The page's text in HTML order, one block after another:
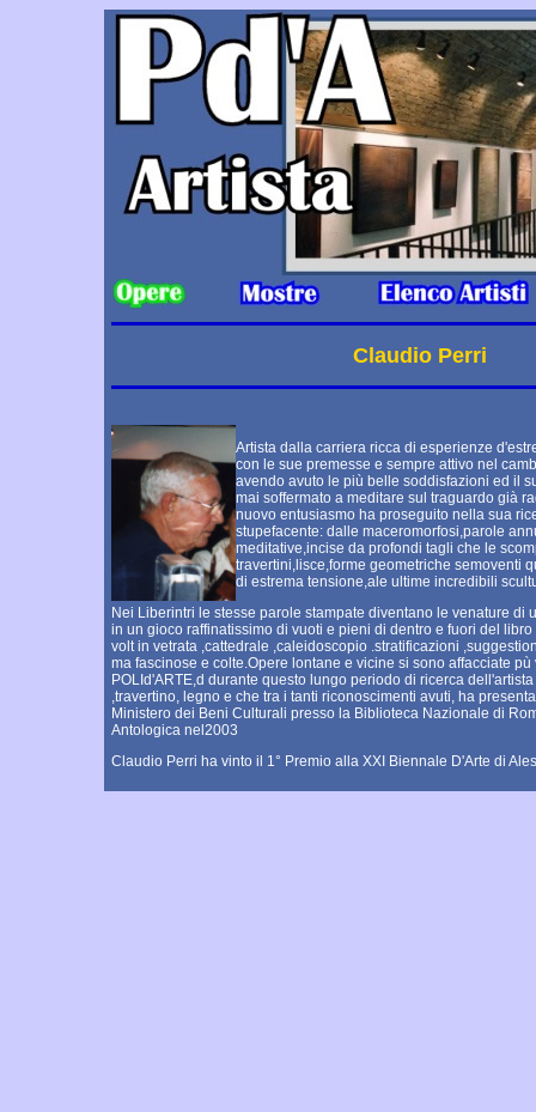
Claudio Perri
Artista dalla carriera ricca di esperienze
con le sue premesse e sempre attivo nel
avendo avuto le più belle soddisfazioni ed il
mai soffermato a meditare sul traguardo già
nuovo entusiasmo ha proseguito nella sua
stupefacente: dalle maceromorfosi,parole
meditative,incise da profondi tagli che le
travertini,lisce,forme geometriche semoventi
di estrema tensione,ale ultime incredibili
Nei Liberintri le stesse parole stampate diventano le venature di
in un gioco raffinatissimo di vuoti e pieni di dentro e fuori del
volt in vetrata ,cattedrale ,caleidoscopio .stratificazioni
ma fascinose e colte.Opere lontane e vicine si sono affacciate
POLId'ARTE,d durante questo lungo periodo di ricerca
,travertino, legno e che tra i tanti riconoscimenti avuti, ha
Ministero dei Beni Culturali presso la Biblioteca Nazionale di
Antologica nel2003
Claudio Perri ha vinto il 1° Premio alla XXI Biennale D'Arte di